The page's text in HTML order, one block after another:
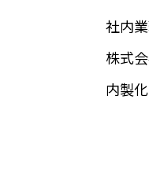
社内
株式
内製